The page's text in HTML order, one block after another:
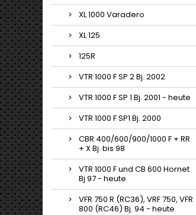
XL 1000 Varadero
XL 125
125R
VTR 1000 F SP 2 Bj. 2002
VTR 1000 F SP 1 Bj. 2001 - heute
VTR 1000 F SP1 Bj. 2000
CBR 400/600/900/1000 F + RR
+ X Bj. bis 98
VTR 1000 F und CB 600 Hornet
Bj 97 - heute
VFR 750 R (RC36), VRF 750, VFR
800 (RC46) Bj. 94 - heute